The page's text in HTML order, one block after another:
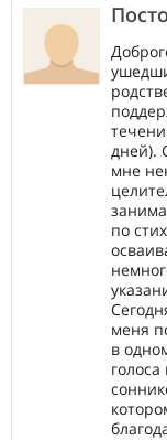
дней).
мне
по
меня
в